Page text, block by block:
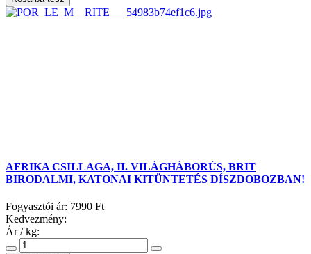
AFRIKA CSILLAGA, II. VILÁGHÁBORÚS, BRIT
BIRODALMI, KATONAI KITÜNTETÉS DÍSZDOBOZBAN!
Fogyasztói ár: 7990 Ft
Kedvezmény:
Ár / kg: